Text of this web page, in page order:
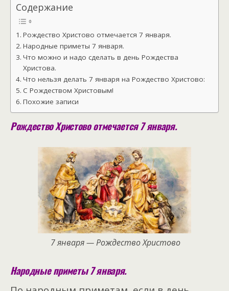
Содержание
Рождество Христово отмечается 7 января.
Народные приметы 7 января.
Что можно и надо сделать в день Рождества
Христова.
Что нельзя делать 7 января на Рождество Христово:
С Рождеством Христовым!
Похожие записи
Рождество Христово отмечается 7 января.
7 января — Рождество Христово
Народные приметы 7 января.